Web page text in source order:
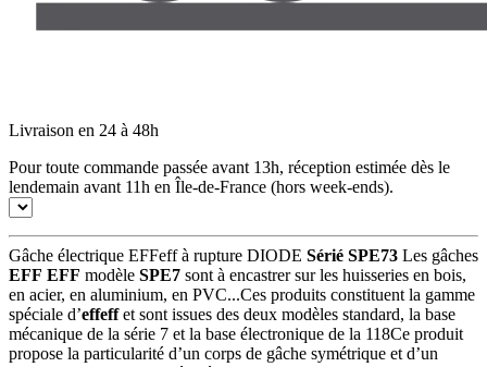
Livraison en 24 à 48h
Pour toute commande passée avant 13h, réception estimée dès le
lendemain avant 11h en Île-de-France (hors week-ends).
Gâche électrique EFFeff à rupture DIODE Sérié SPE73 Les gâches
EFF EFF modèle SPE7 sont à encastrer sur les huisseries en bois,
en acier, en aluminium, en PVC...Ces produits constituent la gamme
spéciale d’effeffet sont issues des deux modèles standard, la base
mécanique de la série 7 et la base électronique de la 118Ce produit
propose la particularité d’un corps de gâche symétrique et d’un